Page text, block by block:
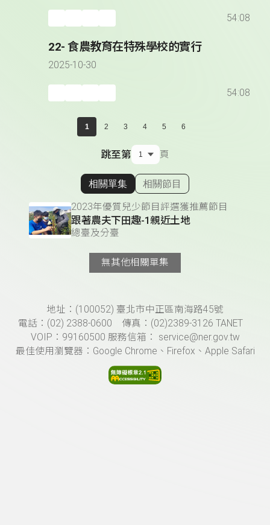
54:08
22- 食農教育在特殊學校的實行
2025-10-30
54:08
1 2 3 4 5 6
跳至第 頁
顯示相關單集
相關單集 相關節目
2023年優質兒少節目評選獲推薦節目
跟著農夫下田趣-1親近土地
總臺及分臺
無其他相關單集
頁尾資訊地址：(100052) 臺北市中正區南海路45號
電話：(02) 2388-0600 傳真：(02)2389-3126 TANET
VOIP：99160500 服務信箱： service@ner.gov.tw
最佳使用瀏覽器：Google Chrome、Firefox、Apple Safari